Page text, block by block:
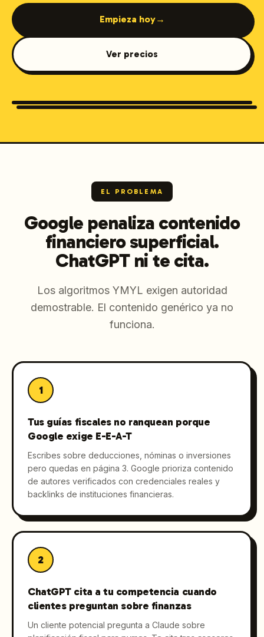
Empieza hoy→
Ver precios
Financial Services
EL PROBLEMA
Google penaliza contenido
financiero superficial.
ChatGPT ni te cita.
Los algoritmos YMYL exigen autoridad
demostrable. El contenido genérico ya no
funciona.
1
Tus guías fiscales no ranquean porque
Google exige E-E-A-T
Escribes sobre deducciones, nóminas o inversiones
pero quedas en página 3. Google prioriza contenido
de autores verificados con credenciales reales y
backlinks de instituciones financieras.
2
ChatGPT cita a tu competencia cuando
clientes preguntan sobre finanzas
Un cliente potencial pregunta a Claude sobre